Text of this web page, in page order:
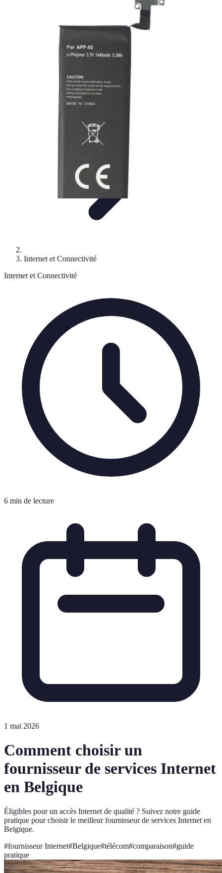
Sécurité des objets
TendancesObjets connectés
Connect Belgium
Internet et Connectivité
Internet et Connectivité
6 min de lecture
1 mai 2026
Comment choisir un
fournisseur de services Internet
en Belgique
Éligibles pour un accès Internet de qualité ? Suivez notre guide
pratique pour choisir le meilleur fournisseur de services Internet en
Belgique.
#fournisseur Internet#Belgique#télécom#comparaison#guide
pratique